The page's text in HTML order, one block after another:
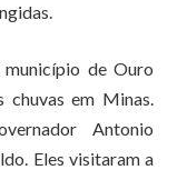
de Ouro
chuvas em Minas.
Antonio
Eles visitaram a